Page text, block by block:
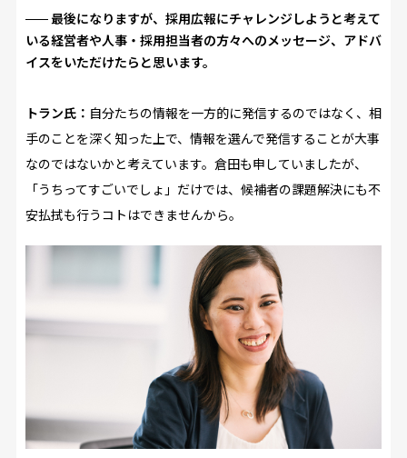
最後になりますが、採用広報にチャレンジしようと考えて
いる経営者や人事・採用担当者の方々へのメッセージ、アドバ
イスをいただけたらと思います。
トラン氏： 自分たちの情報を一方的に発信するのではなく、相
手のことを深く知った上で、情報を選んで発信することが大事
なのではないかと考えています。倉田も申していましたが、
「うちってすごいでしょ」だけでは、候補者の課題解決にも不
安払拭も行うコトはできませんから。